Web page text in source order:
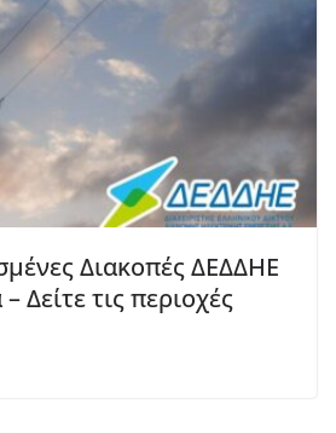
Διακοπές ΔΕΔΔΗΕ
Δείτε τις περιοχές